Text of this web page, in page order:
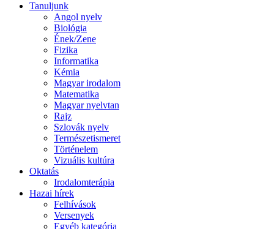
Tanuljunk
Angol nyelv
Biológia
Ének/Zene
Fizika
Informatika
Kémia
Magyar irodalom
Matematika
Magyar nyelvtan
Rajz
Szlovák nyelv
Természetismeret
Történelem
Vizuális kultúra
Oktatás
Irodalomterápia
Hazai hírek
Felhívások
Versenyek
Egyéb kategória